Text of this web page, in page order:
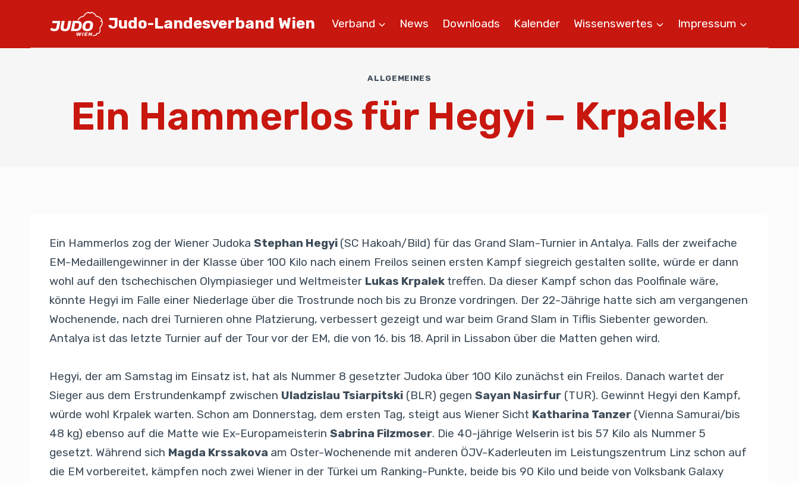
Judo-Landesverband Wien Verband News Downloads Kalender Wissenswertes Impressum
ALLGEMEINES
Ein Hammerlos für Hegyi – Krpalek!
Ein Hammerlos zog der Wiener Judoka Stephan Hegyi (SC Hakoah/Bild) für das Grand Slam-Turnier in Antalya. Falls der zweifache
EM-Medaillengewinner in der Klasse über 100 Kilo nach einem Freilos seinen ersten Kampf siegreich gestalten sollte, würde er dann
wohl auf den tschechischen Olympiasieger und Weltmeister Lukas Krpalek treffen. Da dieser Kampf schon das Poolfinale wäre,
könnte Hegyi im Falle einer Niederlage über die Trostrunde noch bis zu Bronze vordringen. Der 22-Jährige hatte sich am vergangenen
Wochenende, nach drei Turnieren ohne Platzierung, verbessert gezeigt und war beim Grand Slam in Tiflis Siebenter geworden.
Antalya ist das letzte Turnier auf der Tour vor der EM, die von 16. bis 18. April in Lissabon über die Matten gehen wird.
Hegyi, der am Samstag im Einsatz ist, hat als Nummer 8 gesetzter Judoka über 100 Kilo zunächst ein Freilos. Danach wartet der
Sieger aus dem Erstrundenkampf zwischen Uladzislau Tsiarpitski (BLR) gegen Sayan Nasirfur (TUR). Gewinnt Hegyi den Kampf,
würde wohl Krpalek warten. Schon am Donnerstag, dem ersten Tag, steigt aus Wiener Sicht Katharina Tanzer (Vienna Samurai/bis
48 kg) ebenso auf die Matte wie Ex-Europameisterin Sabrina Filzmoser. Die 40-jährige Welserin ist bis 57 Kilo als Nummer 5
gesetzt. Während sich Magda Krssakova am Oster-Wochenende mit anderen ÖJV-Kaderleuten im Leistungszentrum Linz schon auf
die EM vorbereitet, kämpfen noch zwei Wiener in der Türkei um Ranking-Punkte, beide bis 90 Kilo und beide von Volksbank Galaxy